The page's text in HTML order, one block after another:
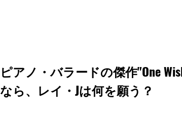
ピアノ・バラードの傑作"One
なら、レイ・Jは何を願う？